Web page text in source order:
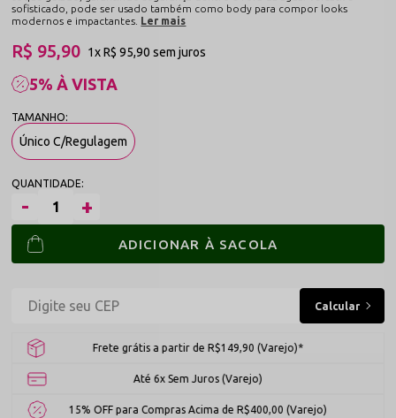
sofisticado, pode ser usado também como body para compor looks
modernos e impactantes. Ler mais
5% À VISTA
R$ 95,90 1xR$ 95,90sem juros
Único C/Regulagem
ADICIONAR À SACOLA
Frete grátis a partir de R$149,90 (Varejo)*
Até 6x Sem Juros (Varejo)
15% OFF para Compras Acima de R$400,00 (Varejo)